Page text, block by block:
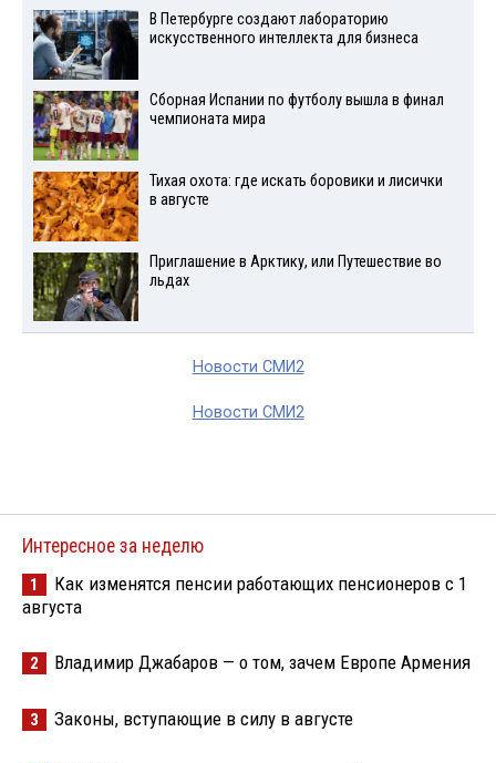
В Петербурге создают лабораторию
искусственного интеллекта для бизнеса
Сборная Испании по футболу вышла в финал
чемпионата мира
Тихая охота: где искать боровики и лисички
в августе
Приглашение в Арктику, или Путешествие во
льдах
Новости СМИ2
Новости СМИ2
Интересное за неделю
1
Как изменятся пенсии работающих пенсионеров с 1
августа
2 Владимир Джабаров — о том, зачем Европе Армения
3 Законы, вступающие в силу в августе